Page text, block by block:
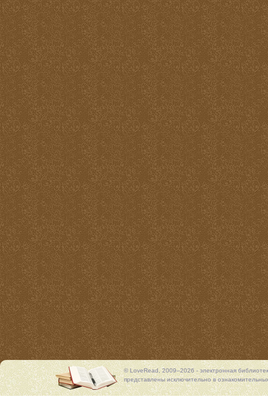
© LoveRead, 2009–2026 - электронная
представлены исключительно в